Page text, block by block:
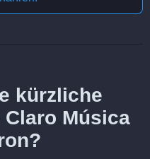
kürzliche
Música